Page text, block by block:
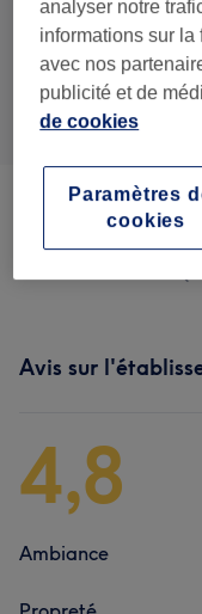
Tout
(30)
Avis sur
4,8
Ambiance
analyser notre
informations sur
avec nos
publicité et de
de cookies
Paramètres
cookies